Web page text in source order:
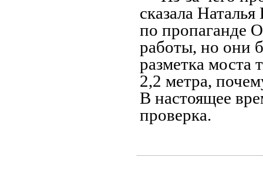
сказала
по пропаганде
работы, но они
разметка моста
2,2 метра,
В настоящее
проверка.